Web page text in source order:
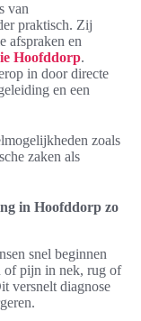
van
praktisch. Zij
afspraken en
Hoofddorp.
in door directe
en een
zoals
zaken als
in Hoofddorp zo
snel beginnen
of pijn in nek, rug of
versnelt diagnose